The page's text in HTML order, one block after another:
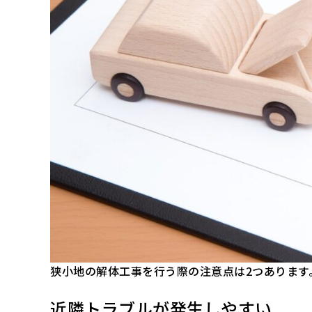
狭小地の解体工事を行う際の注意点は2つあります